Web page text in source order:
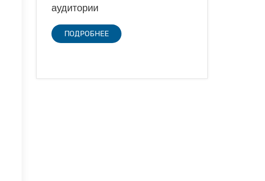
аудитории
ПОДРОБНЕЕ